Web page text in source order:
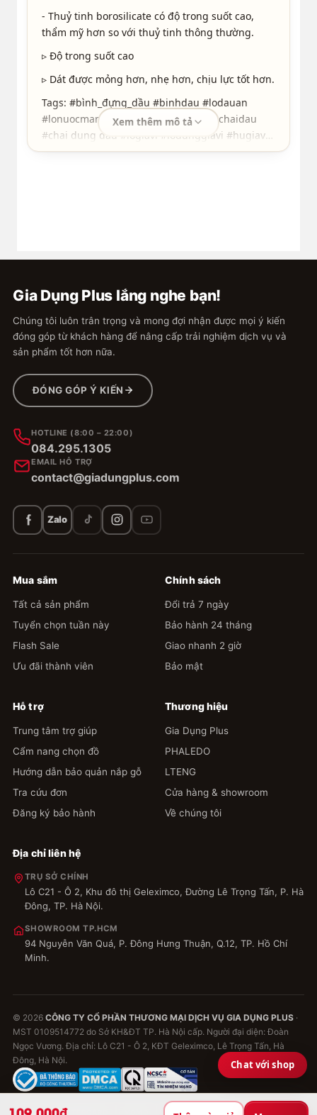
- Thuỷ tinh borosilicate có độ trong suốt cao,
thẩm mỹ hơn so với thuỷ tinh thông thường.
▹ Độ trong suốt cao
▹ Dát được mỏng hơn, nhẹ hơn, chịu lực tốt hơn.
Tags: #bình_đựng_dầu #binhdau #lodauan
#lonuocmam #dầu_ăn #nước_mắm #chaidau
#chai dung dau #logiavi #lodunggiavi #hugiavi
#hopgiavi #hudunggiavi #hopdunggiavi
Xem thêm mô tả
Gia Dụng Plus lắng nghe bạn!
Chúng tôi luôn trân trọng và mong đợi nhận được mọi ý kiến
đóng góp từ khách hàng để nâng cấp trải nghiệm dịch vụ và
sản phẩm tốt hơn nữa.
ĐÓNG GÓP Ý KIẾN
HOTLINE (8:00 – 22:00)
084.295.1305
EMAIL HỖ TRỢ
contact@giadungplus.com
Zalo
Mua sắm
Tất cả sản phẩm
Tuyển chọn tuần này
Flash Sale
Ưu đãi thành viên
Chính sách
Đổi trả 7 ngày
Bảo hành 24 tháng
Giao nhanh 2 giờ
Bảo mật
Hỗ trợ
Trung tâm trợ giúp
Cẩm nang chọn đồ
Hướng dẫn bảo quản nắp gỗ
Tra cứu đơn
Đăng ký bảo hành
Thương hiệu
Gia Dụng Plus
PHALEDO
LTENG
Cửa hàng & showroom
Về chúng tôi
Địa chỉ liên hệ
TRỤ SỞ CHÍNH
Lô C21 - Ô 2, Khu đô thị Geleximco, Đường Lê Trọng Tấn, P. Hà
Đông, TP. Hà Nội.
SHOWROOM TP.HCM
94 Nguyễn Văn Quá, P. Đông Hưng Thuận, Q.12, TP. Hồ Chí
Minh.
© 2026 CÔNG TY CỔ PHẦN THƯƠNG MẠI DỊCH VỤ GIA DỤNG PLUS ·
MST 0109514772 do Sở KH&ĐT TP. Hà Nội cấp. Người đại diện: Đoàn
Ngọc Vương. Địa chỉ: Lô C21 - Ô 2, KĐT Geleximco, Lê Trọng Tấn, Hà
Đông, Hà Nội.
VISA MASTERCARD VNPAY ZALOPAY COD
Chat với shop